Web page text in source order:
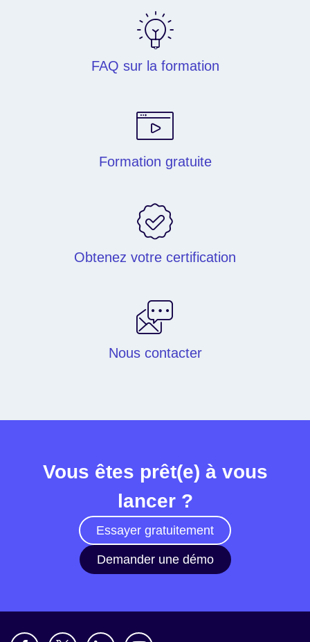
FAQ sur la formation
Formation gratuite
Obtenez votre certification
Nous contacter
Vous êtes prêt(e) à vous
lancer ?
Essayer gratuitement
Demander une démo